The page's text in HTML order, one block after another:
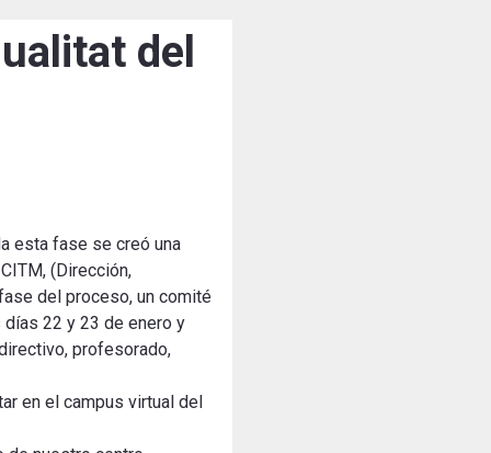
del
esta fase se creó una
(Dirección,
del proceso, un comité
22 y 23 de enero y
profesorado,
en el campus virtual del